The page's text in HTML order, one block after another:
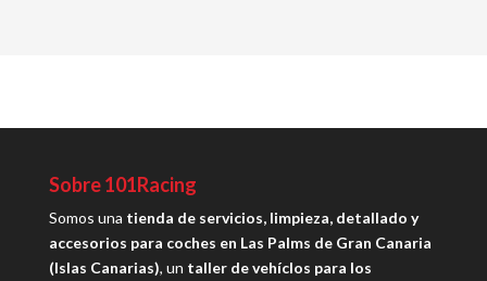
Sobre 101Racing
Somos una tienda de servicios, limpieza, detallado y
accesorios para coches en Las Palms de Gran Canaria
(Islas Canarias), un taller de vehíclos para los